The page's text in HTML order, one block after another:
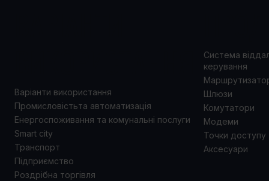
Варіанти використання
Промисловістьта автоматизація
Енергоспоживання та комунальні послуги
Smart city
Транспорт
Підприємство
Роздрібна торгівля
Система
керування
Шлюзи
Комутатори
Модеми
Точки доступу
Аксесуари